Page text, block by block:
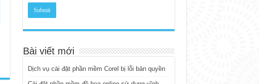
Bài viết mới
Dịch vụ cài đặt phần mềm Corel bị lỗi bản quyền